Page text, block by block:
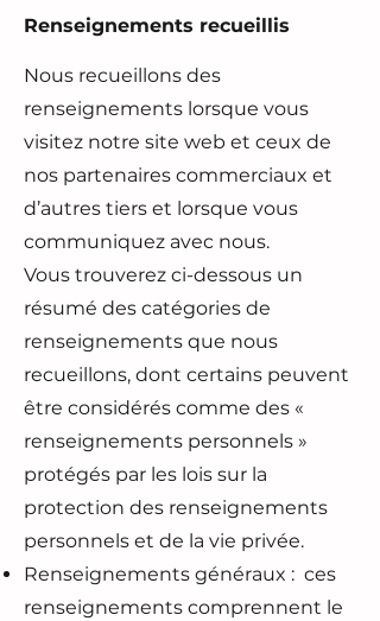
Renseignements recueillis
Nous recueillons des
renseignements lorsque vous
visitez notre site web et ceux de
nos partenaires commerciaux et
d’autres tiers et lorsque vous
communiquez avec nous.
Vous trouverez ci-dessous un
résumé des catégories de
renseignements que nous
recueillons, dont certains peuvent
être considérés comme des «
renseignements personnels »
protégés par les lois sur la
protection des renseignements
personnels et de la vie privée.
Renseignements généraux : ces
renseignements comprennent le